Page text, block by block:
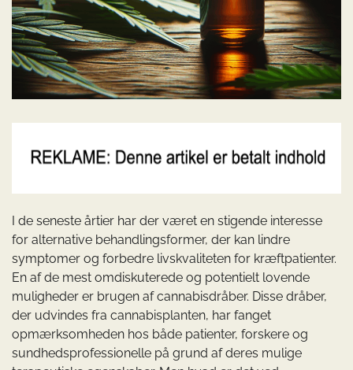
I de seneste årtier har der været en stigende interesse
for alternative behandlingsformer, der kan lindre
symptomer og forbedre livskvaliteten for kræftpatienter.
En af de mest omdiskuterede og potentielt lovende
muligheder er brugen af cannabisdråber. Disse dråber,
der udvindes fra cannabisplanten, har fanget
opmærksomheden hos både patienter, forskere og
sundhedsprofessionelle på grund af deres mulige